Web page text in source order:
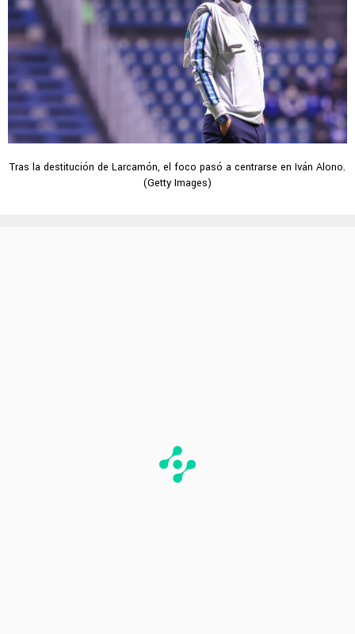
Tras la destitución de Larcamón, el foco pasó a centrarse en Iván Alono.
(Getty Images)